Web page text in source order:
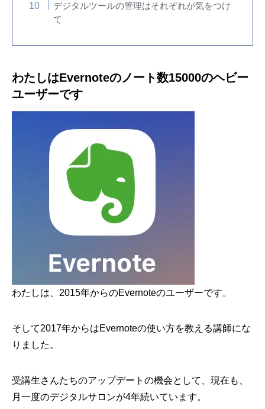
デジタルツールの管理はそれぞれが気をつけ
て
わたしはEvernoteのノート数15000のヘビー
ユーザーです
わたしは、2015年からのEvernoteのユーザーです。
そして2017年からはEvernoteの使い方を教える講師にな
りました。
受講生さんたちのアップデートの機会として、現在も、
月一度のデジタルサロンが4年続いています。